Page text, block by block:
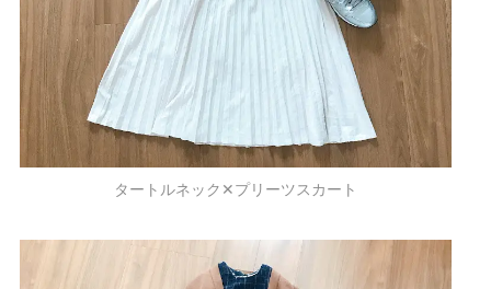
タートルネック✕プリーツスカート